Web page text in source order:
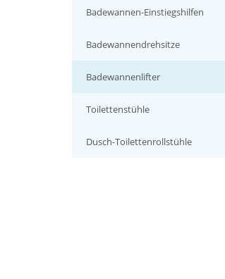
Badewannen-Einstiegshilfen
Badewannendrehsitze
Badewannenlifter
Toilettenstühle
Dusch-Toilettenrollstühle